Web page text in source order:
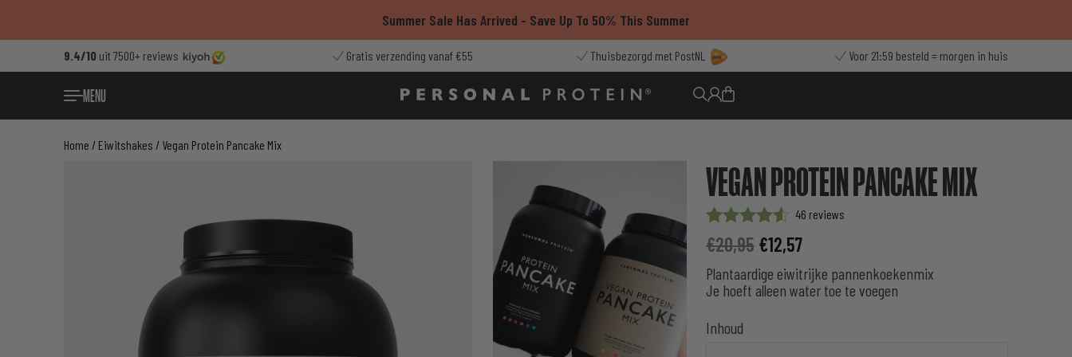
Summer Sale Has Arrived - Save Up To 50% This Summer
9.4/10 uit 7500+ reviews Gratis verzending vanaf €55 Thuisbezorgd met PostNL Voor 21:59 besteld = morgen in huis
MENU
Home / Eiwitshakes / Vegan Protein Pancake Mix
VEGAN PROTEIN PANCAKE MIX
Waardering
op 5
gebaseerd
op
46
€20,95 €12,57
Plantaardige eiwitrijke pannenkoekenmix
Je hoeft alleen water toe te voegen
Inhoud